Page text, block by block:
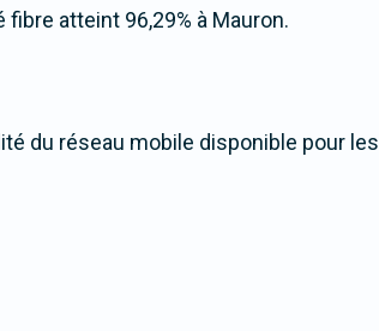
atteint 96,29% à Mauron.
du réseau mobile disponible pour les